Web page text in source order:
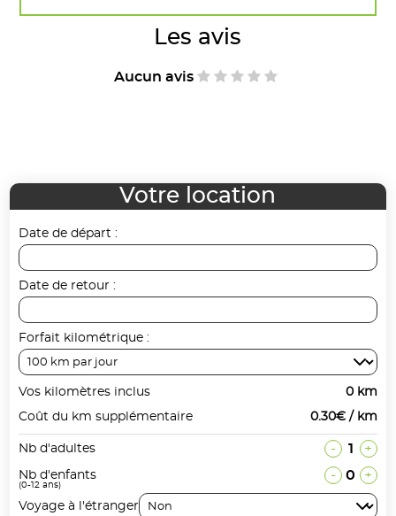
Les avis
Aucun avis
Votre location
Date de départ :
Date de retour :
Forfait kilométrique :
Vos kilomètres inclus
0 km
Coût du km supplémentaire
0.30€ / km
Nb d'adultes - 1 +
Nb d'enfants
(0-12 ans)
- 0 +
Voyage à l'étranger